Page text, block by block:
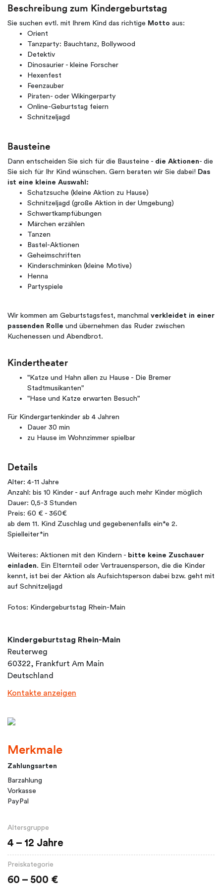
Beschreibung zum Kindergeburtstag
Sie suchen evtl. mit Ihrem Kind das richtige Motto aus:
Orient
Tanzparty: Bauchtanz, Bollywood
Detektiv
Dinosaurier - kleine Forscher
Hexenfest
Feenzauber
Piraten- oder Wikingerparty
Online-Geburtstag feiern
Schnitzeljagd
Bausteine
Dann entscheiden Sie sich für die Bausteine - die Aktionen- die
Sie sich für Ihr Kind wünschen. Gern beraten wir Sie dabei! Das
ist eine kleine Auswahl:
Schatzsuche (kleine Aktion zu Hause)
Schnitzeljagd (große Aktion in der Umgebung)
Schwertkampfübungen
Märchen erzählen
Tanzen
Bastel-Aktionen
Geheimschriften
Kinderschminken (kleine Motive)
Henna
Partyspiele
Wir kommen am Geburtstagsfest, manchmal verkleidet in einer
passenden Rolle und übernehmen das Ruder zwischen
Kuchenessen und Abendbrot.
Kindertheater
"Katze und Hahn allen zu Hause - Die Bremer
Stadtmusikanten"
"Hase und Katze erwarten Besuch"
Für Kindergartenkinder ab 4 Jahren
Dauer 30 min
zu Hause im Wohnzimmer spielbar
Details
Alter: 4-11 Jahre
Anzahl: bis 10 Kinder - auf Anfrage auch mehr Kinder möglich
Dauer: 0,5-3 Stunden
Preis: 60 € - 360€
ab dem 11. Kind Zuschlag und gegebenenfalls ein*e 2.
Spielleiter*in
Weiteres: Aktionen mit den Kindern - bitte keine Zuschauer
einladen. Ein Elternteil oder Vertrauensperson, die die Kinder
kennt, ist bei der Aktion als Aufsichtsperson dabei bzw. geht mit
auf Schnitzeljagd
Fotos: Kindergeburtstag Rhein-Main
Kindergeburtstag Rhein-Main
Reuterweg
60322, Frankfurt Am Main
Deutschland
Kontakte anzeigen
Merkmale
Zahlungsarten
Barzahlung
Vorkasse
PayPal
Altersgruppe
4 – 12 Jahre
Preiskategorie
60 – 500 €